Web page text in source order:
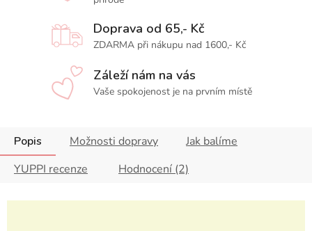
Doprava od 65,- Kč
ZDARMA při nákupu nad 1600,- Kč
Záleží nám na vás
Vaše spokojenost je na prvním místě
Popis Možnosti dopravy
Jak balíme
YUPPI recenze
Hodnocení (2)